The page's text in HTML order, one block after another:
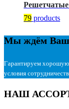
79 products
Мы ждём
Гарантируем хорошую
условия
НАШ